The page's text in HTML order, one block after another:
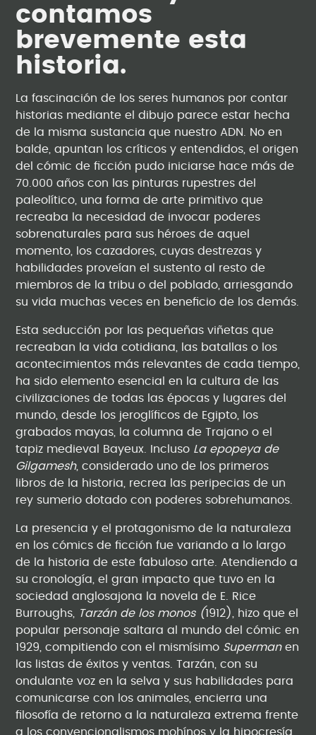
contamos
brevemente esta
historia.
La fascinación de los seres humanos por contar
historias mediante el dibujo parece estar hecha
de la misma sustancia que nuestro ADN. No en
balde, apuntan los críticos y entendidos, el origen
del cómic de ficción pudo iniciarse hace más de
70.000 años con las pinturas rupestres del
paleolítico, una forma de arte primitivo que
recreaba la necesidad de invocar poderes
sobrenaturales para sus héroes de aquel
momento, los cazadores, cuyas destrezas y
habilidades proveían el sustento al resto de
miembros de la tribu o del poblado, arriesgando
su vida muchas veces en beneficio de los demás.
Esta seducción por las pequeñas viñetas que
recreaban la vida cotidiana, las batallas o los
acontecimientos más relevantes de cada tiempo,
ha sido elemento esencial en la cultura de las
civilizaciones de todas las épocas y lugares del
mundo, desde los jeroglíficos de Egipto, los
grabados mayas, la columna de Trajano o el
tapiz medieval Bayeux. Incluso La epopeya de
Gilgamesh, considerado uno de los primeros
libros de la historia, recrea las peripecias de un
rey sumerio dotado con poderes sobrehumanos.
La presencia y el protagonismo de la naturaleza
en los cómics de ficción fue variando a lo largo
de la historia de este fabuloso arte. Atendiendo a
su cronología, el gran impacto que tuvo en la
sociedad anglosajona la novela de E. Rice
Burroughs,
Tarzán de los monos (1912), hizo que el
popular personaje saltara al mundo del cómic en
1929, compitiendo con el mismísimo Supermanen
las listas de éxitos y ventas. Tarzán, con su
ondulante voz en la selva y sus habilidades para
comunicarse con los animales, encierra una
filosofía de retorno a la naturaleza extrema frente
a los convencionalismos mohínos y la hipocresía